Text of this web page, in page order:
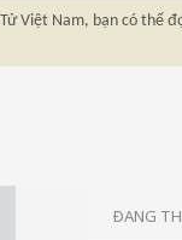
Việt Nam, bạn có thể
ÐANG